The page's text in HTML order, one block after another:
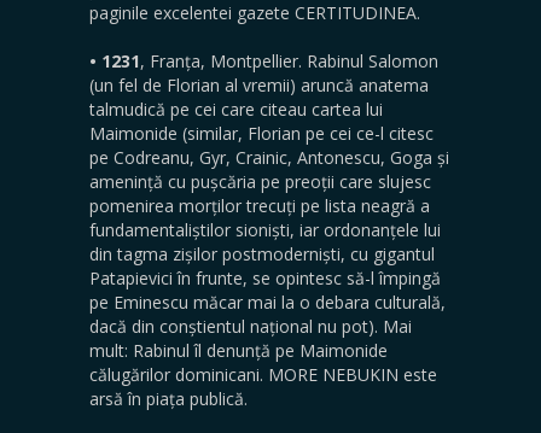
paginile excelentei gazete CERTITUDINEA.
• 1231, Franța, Montpellier. Rabinul Salomon
(un fel de Florian al vremii) aruncă anatema
talmudică pe cei care citeau cartea lui
Maimonide (similar, Florian pe cei ce-l citesc
pe Codreanu, Gyr, Crainic, Antonescu, Goga și
amenință cu pușcăria pe preoții care slujesc
pomenirea morților trecuți pe lista neagră a
fundamentaliștilor sioniști, iar ordonanțele lui
din tagma zișilor postmoderniști, cu gigantul
Patapievici în frunte, se opintesc să-l împingă
pe Eminescu măcar mai la o debara culturală,
dacă din conștientul național nu pot). Mai
mult: Rabinul îl denunță pe Maimonide
călugărilor dominicani. MORE NEBUKIN este
arsă în piața publică.